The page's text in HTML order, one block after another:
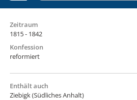
Zeitraum
1815 - 1842
Konfession
reformiert
Enthält auch
Ziebigk (Südliches Anhalt)